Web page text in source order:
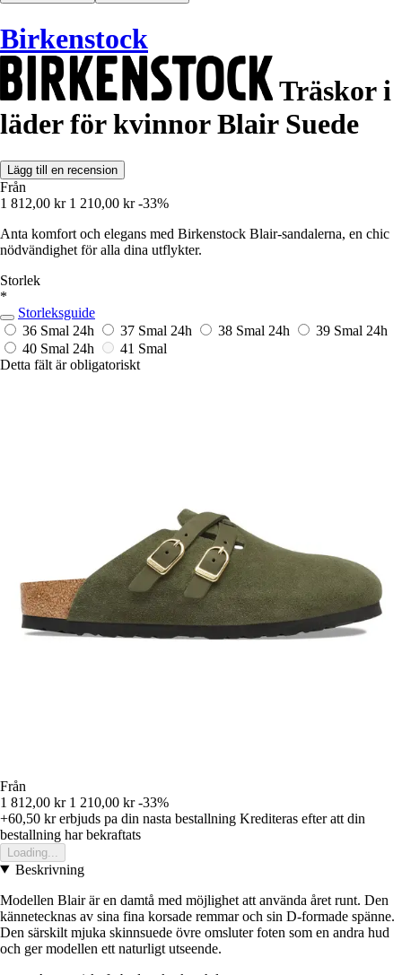
Birkenstock
Träskor i
läder för kvinnor Blair Suede
Lägg till en recension
Från
1 812,00 kr 1 210,00 kr -33%
Anta komfort och elegans med Birkenstock Blair-sandalerna, en chic
nödvändighet för alla dina utflykter.
Storlek
*
Storleksguide
36 Smal 24h 37 Smal 24h 38 Smal 24h 39 Smal 24h
40 Smal 24h
41 Smal
Detta fält är obligatoriskt
Från
1 812,00 kr 1 210,00 kr -33%
+60,50 krerbjuds pa din nasta bestallning Krediteras efter att din
bestallning har bekraftats
Loading...
Beskrivning
Modellen Blair är en damtå med möjlighet att använda året runt. Den
kännetecknas av sina fina korsade remmar och sin D-formade spänne.
Den särskilt mjuka skinnsuede övre omsluter foten som en andra hud
och ger modellen ett naturligt utseende.